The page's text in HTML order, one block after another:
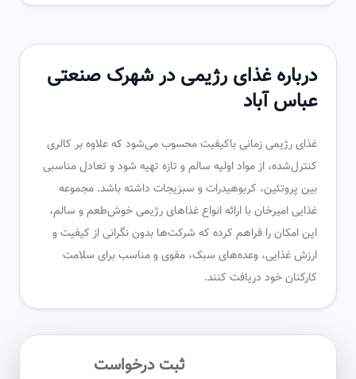
درباره غذای رژیمی در شهرک صنعتی
عباس آباد
غذای رژیمی زمانی باکیفیت محسوب می‌شود که علاوه بر کالری
کنترل‌شده، از مواد اولیه سالم و تازه تهیه شود و تعادل مناسبی
بین پروتئین، کربوهیدرات و سبزیجات داشته باشد. مجموعه
غذایی امیرخان با ارائه انواع غذاهای رژیمی خوش‌طعم و سالم،
این امکان را فراهم کرده که شرکت‌ها بدون نگرانی از کیفیت و
ارزش غذایی، وعده‌های سبک، مقوی و مناسب برای سلامت
کارکنان خود دریافت کنند.
ثبت درخواست